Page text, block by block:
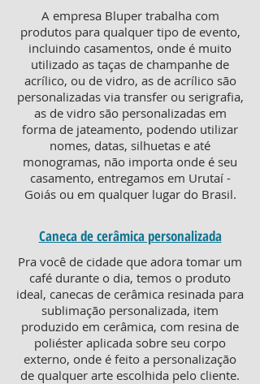
A empresa Bluper trabalha com
produtos para qualquer tipo de evento,
incluindo casamentos, onde é muito
utilizado as taças de champanhe de
acrílico, ou de vidro, as de acrílico são
personalizadas via transfer ou serigrafia,
as de vidro são personalizadas em
forma de jateamento, podendo utilizar
nomes, datas, silhuetas e até
monogramas, não importa onde é seu
casamento, entregamos em Urutaí -
Goiás ou em qualquer lugar do Brasil.
Caneca de cerâmica personalizada
Pra você de cidade que adora tomar um
café durante o dia, temos o produto
ideal, canecas de cerâmica resinada para
sublimação personalizada, item
produzido em cerâmica, com resina de
poliéster aplicada sobre seu corpo
externo, onde é feito a personalização
de qualquer arte escolhida pelo cliente.